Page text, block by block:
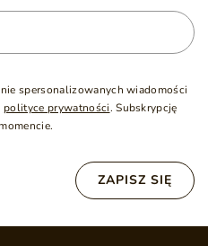
spersonalizowanych wiadomości
polityce prywatności. Subskrypcję
ZAPISZ SIĘ